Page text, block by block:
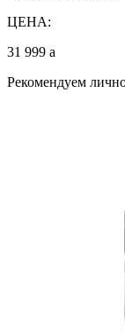
ЦЕНА:
31 999 a
Рекомендуем